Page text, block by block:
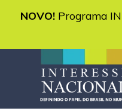
NOVO! Programa